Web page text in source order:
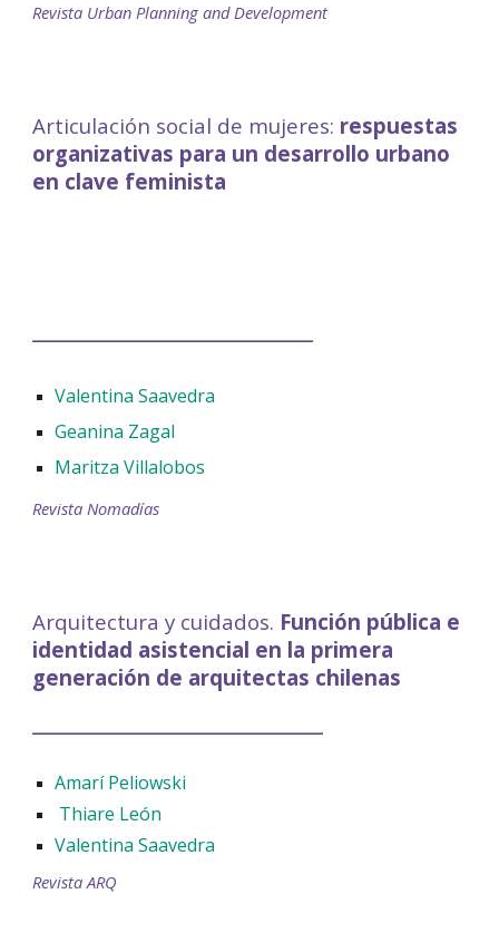
Revista Urban Planning and Development
Articulación social de mujeres: respuestas
organizativas para un desarrollo urbano
en clave feminista
Valentina Saavedra
Geanina Zagal
Maritza Villalobos
Revista Nomadías
Arquitectura y cuidados. Función pública e
identidad asistencial en la primera
generación de arquitectas chilenas
Amarí Peliowski
Thiare León
Valentina Saavedra
Revista ARQ